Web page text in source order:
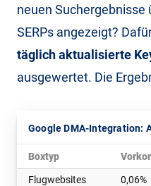
neuen Suchergebnisse
SERPs angezeigt?
täglich aktualisierte
ausgewertet. Die
Boxtyp
Flugwebsites 0,06%